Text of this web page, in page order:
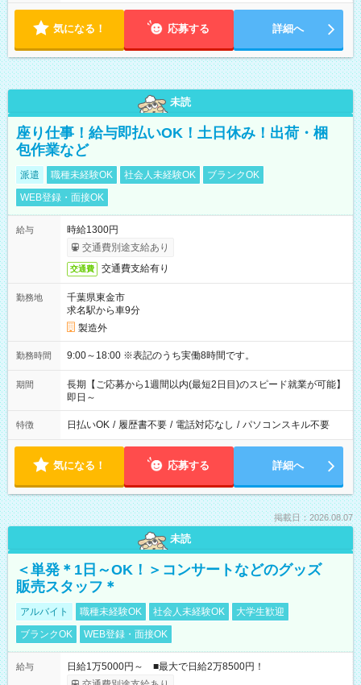
気になる！ 応募する 詳細へ
未読
座り仕事！給与即払いOK！土日休み！出荷・梱
包作業など
派遣 職種未経験OK 社会人未経験OK
ブランクOK
WEB登録・面接OK
給与
時給1300円
交通費別途支給あり
交通費 交通費支給有り
勤務地
千葉県東金市
求名駅から車9分
製造外
勤務時間 9:00～18:00 ※表記のうち実働8時間です。
期間
長期【ご応募から1週間以内(最短2日目)のスピード就業が可能】
即日～
特徴 日払いOK / 履歴書不要 / 電話対応なし / パソコンスキル不要
気になる！ 応募する 詳細へ
掲載日：2026.08.07
未読
＜単発＊1日～OK！＞コンサートなどのグッズ
販売スタッフ＊
アルバイト 職種未経験OK 社会人未経験OK
大学生歓迎
ブランクOK
WEB登録・面接OK
給与
日給1万5000円～ ■最大で日給2万8500円！